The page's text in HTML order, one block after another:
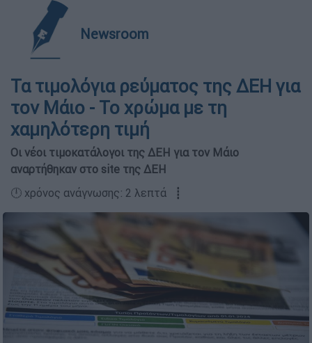
Newsroom
Τα τιμολόγια ρεύματος της ΔΕΗ για
τον Μάιο - Το χρώμα με τη
χαμηλότερη τιμή
Οι νέοι τιμοκατάλογοι της ΔΕΗ για τον Μάιο
αναρτήθηκαν στο site της ΔΕΗ
🕛 χρόνος ανάγνωσης: 2 λεπτά ┋